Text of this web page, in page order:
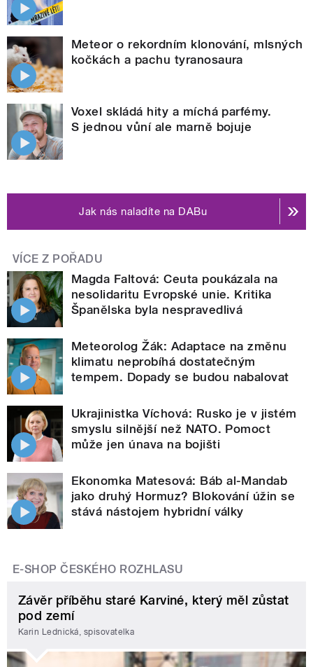
Meteor o rekordním klonování, mlsných
kočkách a pachu tyranosaura
Voxel skládá hity a míchá parfémy.
S jednou vůní ale marně bojuje
Jak nás naladíte na DABu
VÍCE Z POŘADU
Magda Faltová: Ceuta poukázala na
nesolidaritu Evropské unie. Kritika
Španělska byla nespravedlivá
Meteorolog Žák: Adaptace na změnu
klimatu neprobíhá dostatečným
tempem. Dopady se budou nabalovat
Ukrajinistka Víchová: Rusko je v jistém
smyslu silnější než NATO. Pomoct
může jen únava na bojišti
Ekonomka Matesová: Báb al-Mandab
jako druhý Hormuz? Blokování úžin se
stává nástojem hybridní války
E-SHOP ČESKÉHO ROZHLASU
Závěr příběhu staré Karviné, který měl zůstat
pod zemí
Karin Lednická, spisovatelka